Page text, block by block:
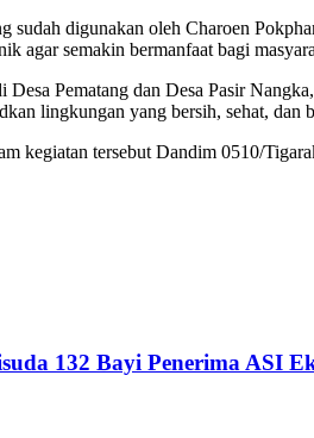
sudah digunakan oleh Charoen
agar semakin bermanfaat bagi
Pematang dan Desa Pasir
lingkungan yang bersih, sehat, dan
kegiatan tersebut Dandim 0510/
132 Bayi Penerima ASI